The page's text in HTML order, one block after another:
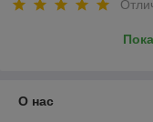
О нас